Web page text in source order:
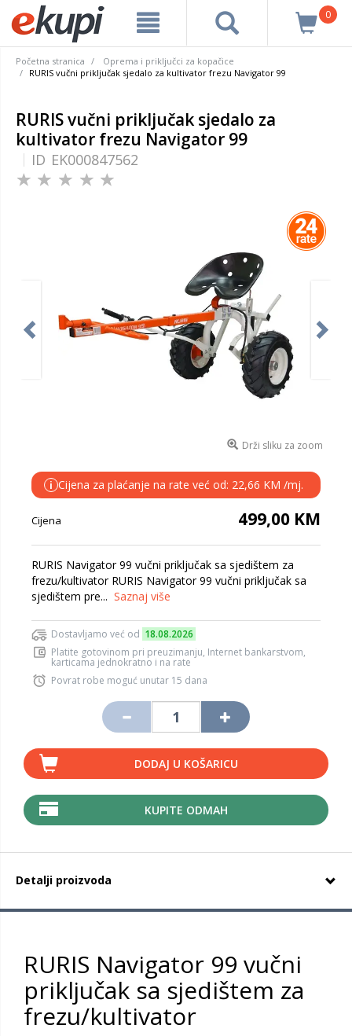
0
Početna stranica
Oprema i priključci za kopačice
RURIS vučni priključak sjedalo za kultivator frezu Navigator 99
RURIS vučni priključak sjedalo za
kultivator frezu Navigator 99
ID EK000847562
Drži sliku za zoom
i Cijena za plaćanje na rate već od: 22,66 KM /mj.
Cijena 499,00 KM
RURIS Navigator 99 vučni priključak sa sjedištem za
frezu/kultivator RURIS Navigator 99 vučni priključak sa
sjedištem pre... Saznaj više
Dostavljamo već od 18.08.2026
Platite gotovinom pri preuzimanju, Internet bankarstvom,
karticama jednokratno i na rate
Povrat robe moguć unutar 15 dana
DODAJ U KOŠARICU
KUPITE ODMAH
Detalji proizvoda
RURIS Navigator 99 vučni
priključak sa sjedištem za
frezu/kultivator